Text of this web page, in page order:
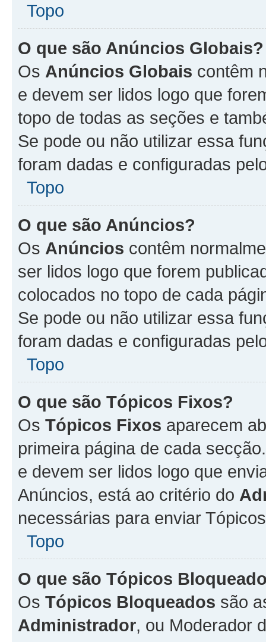
Topo
O que são Anúncios Globais?
Os Anúncios Globais contêm
e devem ser lidos logo que
topo de todas as seções e
Se pode ou não utilizar essa
foram dadas e configuradas
Topo
O que são Anúncios?
Os Anúncios contêm
ser lidos logo que forem
colocados no topo de cada
Se pode ou não utilizar essa
foram dadas e configuradas
Topo
O que são Tópicos Fixos?
Os Tópicos Fixos aparecem
primeira página de cada
e devem ser lidos logo que
Anúncios, está ao critério do
necessárias para enviar
Topo
O que são Tópicos
Os Tópicos Bloqueados são
Administrador, ou Moderador